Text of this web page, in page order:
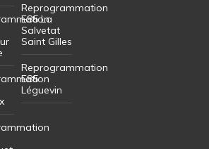
Reprogrammation
E85 La
Salvetat
Saint Gilles
Reprogrammation
E85
Léguevin